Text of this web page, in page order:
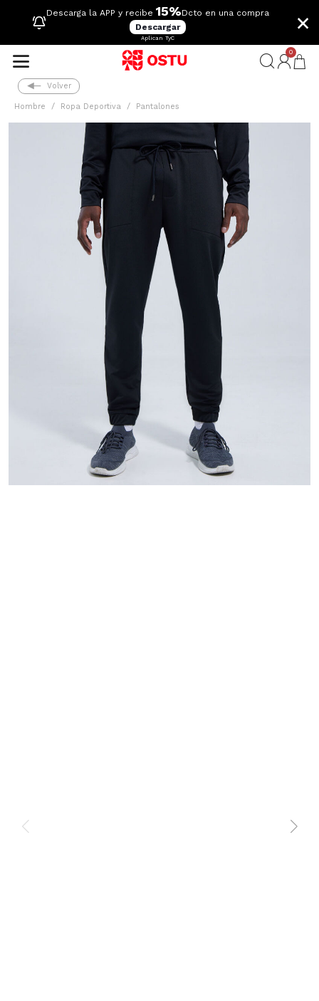
Descarga la APP y recibe 15%Dcto en una compra
Descargar
Aplican TyC
×
0
Volver
Hombre Ropa Deportiva Pantalones